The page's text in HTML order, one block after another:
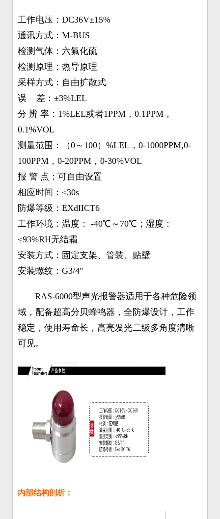
工作电压：DC36V±15%
通讯方式：M-BUS
检测气体：六氟化硫
检测原理：热导原理
采样方式：自由扩散式
误 差：±3%LEL
分 辨 率：1%LEL或者1PPM，0.1PPM，
0.1%VOL
测量范围：（0～100）%LEL，0-1000PPM,0-
100PPM，0-20PPM，0-30%VOL
报 警 点：可自由设置
相应时间：≤30s
防爆等级：EXdIICT6
工作环境：温度： -40℃～70℃；湿度：
≤93%RH无结霜
安装方式：固定支架、管装、贴壁
安装螺纹：G3/4"
RAS-6000型声光报警器适用于各种危险领
域，配备超高分贝蜂鸣器，全防爆设计，工作
稳定，使用寿命长，高亮发光二级多角度清晰
可见。
内部结构剖析：